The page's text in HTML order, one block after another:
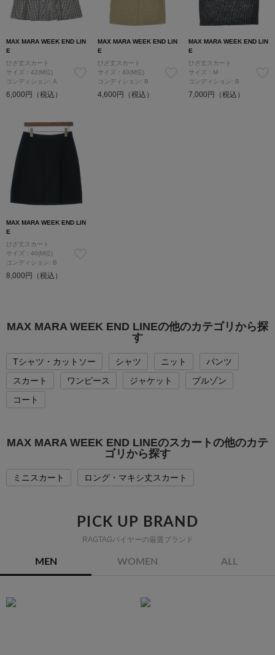
MAX MARA WEEK END LIN
E
ひざ丈スカート
サイズ：42(M位)
コンディション: A
6,000円（税込）
MAX MARA WEEK END LIN
E
ひざ丈スカート
サイズ：40(M位)
コンディション: B
4,600円（税込）
MAX MARA WEEK END LIN
E
ひざ丈スカート
サイズ：M
コンディション: B
7,000円（税込）
MAX MARA WEEK END LIN
E
ひざ丈スカート
サイズ：40(M位)
コンディション: B
8,000円（税込）
MAX MARA WEEK END LINEの他のカテゴリから探
す
Tシャツ・カットソー シャツ ニット
パンツ
スカート
ワンピース ジャケット
ブルゾン
コート
MAX MARA WEEK END LINEのスカートの他のカテ
ゴリから探す
ミニスカート ロング・マキシ丈スカート
PICK UP BRAND
RAGTAGバイヤーの厳選ブランド
MEN WOMEN ALL